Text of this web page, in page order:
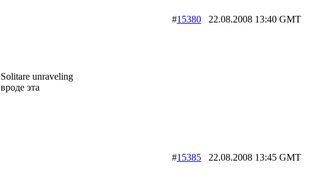
#15380 22.08.2008 13:40 GMT
Solitare unraveling
вроде эта
#15385 22.08.2008 13:45 GMT